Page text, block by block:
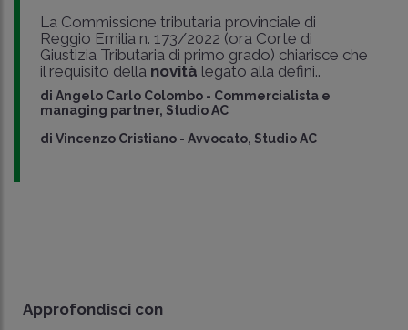
La Commissione tributaria provinciale di
Reggio Emilia n. 173/2022 (ora Corte di
Giustizia Tributaria di primo grado) chiarisce che
il requisito della novità legato alla defini..
di Angelo Carlo Colombo - Commercialista e
managing partner, Studio AC
di Vincenzo Cristiano - Avvocato, Studio AC
Approfondisci con